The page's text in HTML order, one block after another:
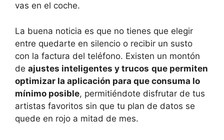
vas en el coche.
La buena noticia es que no tienes que elegir
entre quedarte en silencio o recibir un susto
con la factura del teléfono. Existen un montón
de ajustes inteligentes y trucos que permiten
optimizar la aplicación para que consuma lo
mínimo posible, permitiéndote disfrutar de tus
artistas favoritos sin que tu plan de datos se
quede en rojo a mitad de mes.